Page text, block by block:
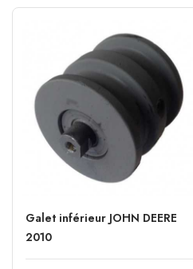
Galet inférieur JOHN DEERE
2010